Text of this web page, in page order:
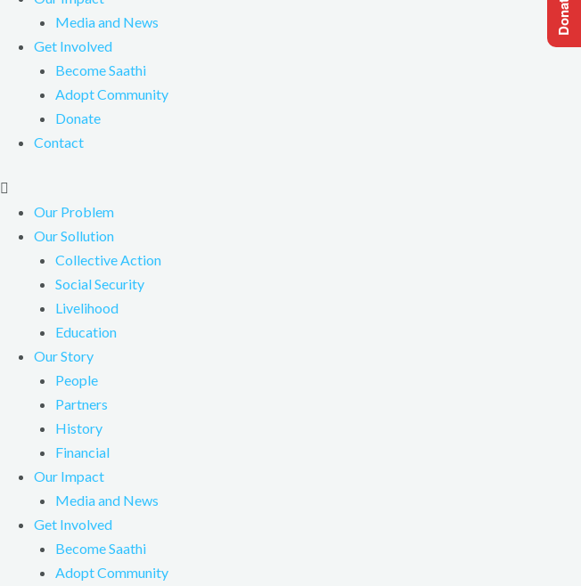
Media and News
Get Involved
Become Saathi
Adopt Community
Donate
Contact
Our Problem
Our Sollution
Collective Action
Social Security
Livelihood
Education
Our Story
People
Partners
History
Financial
Our Impact
Media and News
Get Involved
Become Saathi
Adopt Community